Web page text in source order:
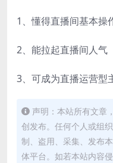
1、懂得直播间基本操
2、能拉起直播间人气
3、可成为直播运营型
声明：本站所有文章
创发布。任何个人或组
制、盗用、采集、发布
体平台。如若本站内容